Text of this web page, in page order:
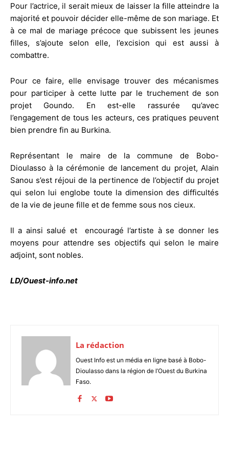
Pour l’actrice, il serait mieux de laisser la fille atteindre la
majorité et pouvoir décider elle-même de son mariage. Et
à ce mal de mariage précoce que subissent les jeunes
filles, s’ajoute selon elle, l’excision qui est aussi à
combattre.
Pour ce faire, elle envisage trouver des mécanismes
pour participer à cette lutte par le truchement de son
projet Goundo. En est-elle rassurée qu’avec
l’engagement de tous les acteurs, ces pratiques peuvent
bien prendre fin au Burkina.
Représentant le maire de la commune de Bobo-
Dioulasso à la cérémonie de lancement du projet, Alain
Sanou s’est réjoui de la pertinence de l’objectif du projet
qui selon lui englobe toute la dimension des difficultés
de la vie de jeune fille et de femme sous nos cieux.
Il a ainsi salué et encouragé l’artiste à se donner les
moyens pour attendre ses objectifs qui selon le maire
adjoint, sont nobles.
LD/Ouest-info.net
La rédaction
Ouest Info est un média en ligne basé à Bobo-
Dioulasso dans la région de l’Ouest du Burkina
Faso.